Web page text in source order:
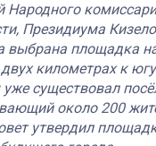
Народного
Президиума
выбрана площадка
километрах к
существовал
около 200
утвердил